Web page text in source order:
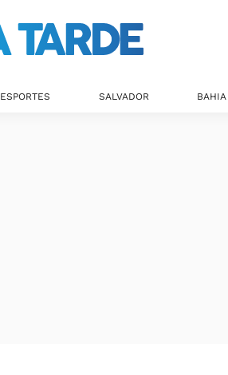
ESPORTES SALVADOR BAHIA